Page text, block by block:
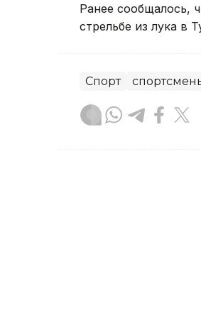
Ранее сообщалось,
стрельбе из лука в
Спорт